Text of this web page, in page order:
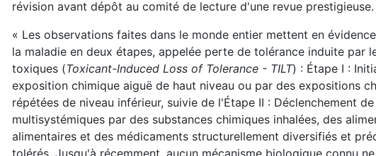
révision avant dépôt au comité de lecture d'une revue prestigieuse.
« Les observations faites dans le monde entier mettent en
la maladie en deux étapes, appelée perte de tolérance induite par
toxiques (Toxicant-Induced Loss of Tolerance - TILT) : Étape I :
exposition chimique aiguë de haut niveau ou par des expositions
répétées de niveau inférieur, suivie de l'Étape II : Déclenchement
multisystémiques par des substances chimiques inhalées, des
alimentaires et des médicaments structurellement diversifiés et
tolérés. Jusqu'à récemment, aucun mécanisme biologique connu